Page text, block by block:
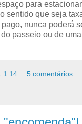
para
sentido que seja
nunca poderá
passeio ou de
5 comentários: